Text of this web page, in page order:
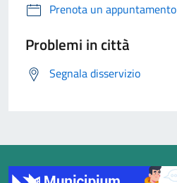
Prenota un appuntamento
Problemi in città
Segnala disservizio